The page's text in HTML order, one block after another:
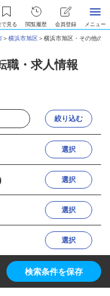
で見る 閲覧履歴 会員登録 メニュー
＞横浜市旭区＞横浜市旭区・その他の
職・求人情報
絞り込む
選択
選択
選択
選択
検索条件を保存